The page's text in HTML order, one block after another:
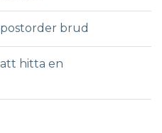
brud
hitta en